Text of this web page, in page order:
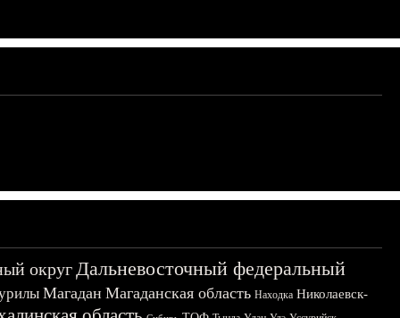
округДальневосточный федеральный
Магадан Магаданская область Находка Николаевск-